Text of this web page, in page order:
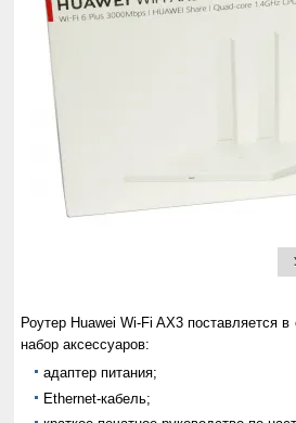
Роутер Huawei Wi-Fi AX3 поставляется
набор аксессуаров:
адаптер питания;
Ethernet-кабель;